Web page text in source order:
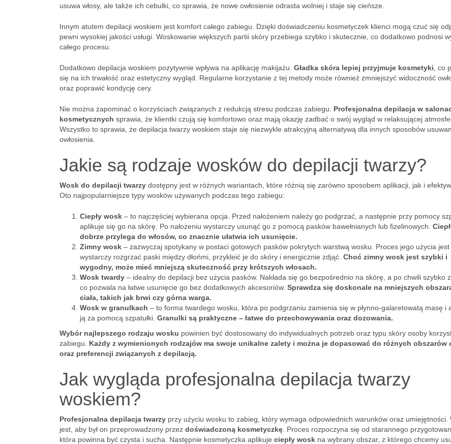
usuwa włosy, ale także ich cebulki, co sprawia, że nowe owłosienie odrasta wolniej i staje się cieńsze.
Innym atutem depilacji woskiem jest komfort całego zabiegu. Dzięki doświadczeniu kosmetyczek klienci mogą czuć się
pewni wysokiej jakości usługi. Woskowanie większych partii skóry przebiega szybko i skutecznie, co dodatkowo podnosi
całego procesu.
Dodatkowo depilacja woskiem pozytywnie wpływa na aplikację makijażu. Gładka skóra lepiej przyjmuje kosmetyki , co
się na ich trwałość oraz estetyczny wygląd. Regularne korzystanie z tej metody może również zmniejszyć widoczność
oraz poprawić kondycję cery.
Nie można zapominać o korzyściach związanych z redukcją stresu podczas zabiegu. Profesjonalna depilacja w
kosmetycznych sprawia, że klientki czują się komfortowo oraz mają okazję zadbać o swój wygląd w relaksującej
Wszystko to sprawia, że depilacja twarzy woskiem staje się niezwykle atrakcyjną alternatywą dla innych sposobów
owłosienia.
Jakie są rodzaje wosków do depilacji twarzy?
Wosk do depilacji twarzy dostępny jest w różnych wariantach, które różnią się zarówno sposobem aplikacji, jak i
Oto najpopularniejsze typy wosków używanych podczas tego zabiegu:
Ciepły wosk – to najczęściej wybierana opcja. Przed nałożeniem należy go podgrzać, a następnie przy pomocy
aplikuje się go na skórę. Po nałożeniu wystarczy usunąć go z pomocą pasków bawełnianych lub fizelinowych.
dobrze przylega do włosów, co znacznie ułatwia ich usunięcie.
Zimny wosk – zazwyczaj spotykany w postaci gotowych pasków pokrytych warstwą wosku. Proces jego użycia jest
wystarczy rozgrzać paski między dłońmi, przykleić je do skóry i energicznie zdjąć. Choć zimny wosk jest szybki i
wygodny, może mieć mniejszą skuteczność przy krótszych włosach.
Wosk twardy – idealny do depilacji bez użycia pasków. Nakłada się go bezpośrednio na skórę, a po chwili szybko
co pozwala na łatwe usunięcie go bez dodatkowych akcesoriów. Sprawdza się doskonale na mniejszych
ciała, takich jak brwi czy górna warga.
Wosk w granulkach – to forma twardego wosku, która po podgrzaniu zamienia się w płynno-galaretowatą masę i
ją za pomocą szpatułki. Granulki są praktyczne – łatwe do przechowywania oraz dozowania.
Wybór najlepszego rodzaju wosku powinien być dostosowany do indywidualnych potrzeb oraz typu skóry osoby
zabiegu. Każdy z wymienionych rodzajów ma swoje unikalne zalety i można je dopasować do różnych obszarów
oraz preferencji związanych z depilacją.
Jak wygląda profesjonalna depilacja twarzy
woskiem?
Profesjonalna depilacja twarzy przy użyciu wosku to zabieg, który wymaga odpowiednich warunków oraz umiejętności.
jest, aby był on przeprowadzony przez doświadczoną kosmetyczkę . Proces rozpoczyna się od starannego
która powinna być czysta i sucha. Następnie kosmetyczka aplikuje ciepły wosk na wybrany obszar, z którego chcemy